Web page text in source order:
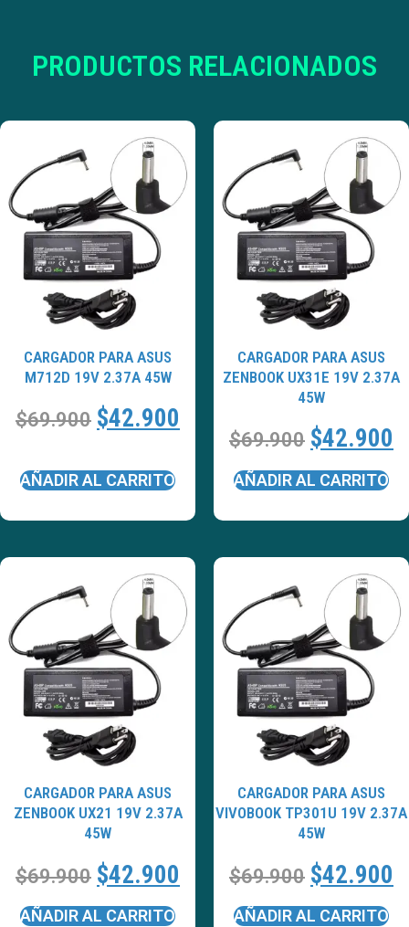
PRODUCTOS RELACIONADOS
CARGADOR PARA ASUS
M712D 19V 2.37A 45W
$69.900 $42.900
AÑADIR AL CARRITO
CARGADOR PARA ASUS
ZENBOOK UX31E 19V 2.37A
45W
$69.900 $42.900
AÑADIR AL CARRITO
CARGADOR PARA ASUS
ZENBOOK UX21 19V 2.37A
45W
$69.900 $42.900
AÑADIR AL CARRITO
CARGADOR PARA ASUS
VIVOBOOK TP301U 19V 2.37A
45W
$69.900 $42.900
AÑADIR AL CARRITO